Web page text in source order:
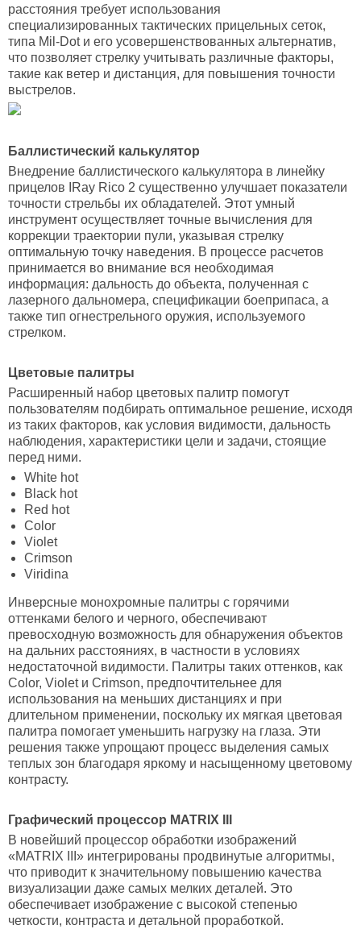
расстояния требует использования
специализированных тактических прицельных сеток,
типа Mil-Dot и его усовершенствованных альтернатив,
что позволяет стрелку учитывать различные факторы,
такие как ветер и дистанция, для повышения точности
выстрелов.
Баллистический калькулятор
Внедрение баллистического калькулятора в линейку
прицелов IRay Rico 2 существенно улучшает показатели
точности стрельбы их обладателей. Этот умный
инструмент осуществляет точные вычисления для
коррекции траектории пули, указывая стрелку
оптимальную точку наведения. В процессе расчетов
принимается во внимание вся необходимая
информация: дальность до объекта, полученная с
лазерного дальномера, спецификации боеприпаса, а
также тип огнестрельного оружия, используемого
стрелком.
Цветовые палитры
Расширенный набор цветовых палитр помогут
пользователям подбирать оптимальное решение, исходя
из таких факторов, как условия видимости, дальность
наблюдения, характеристики цели и задачи, стоящие
перед ними.
White hot
Black hot
Red hot
Color
Violet
Crimson
Viridina
Инверсные монохромные палитры с горячими
оттенками белого и черного, обеспечивают
превосходную возможность для обнаружения объектов
на дальних расстояниях, в частности в условиях
недостаточной видимости. Палитры таких оттенков, как
Color, Violet и Crimson, предпочтительнее для
использования на меньших дистанциях и при
длительном применении, поскольку их мягкая цветовая
палитра помогает уменьшить нагрузку на глаза. Эти
решения также упрощают процесс выделения самых
теплых зон благодаря яркому и насыщенному цветовому
контрасту.
Графический процессор MATRIX III
В новейший процессор обработки изображений
«MATRIX III» интегрированы продвинутые алгоритмы,
что приводит к значительному повышению качества
визуализации даже самых мелких деталей. Это
обеспечивает изображение с высокой степенью
четкости, контраста и детальной проработкой.